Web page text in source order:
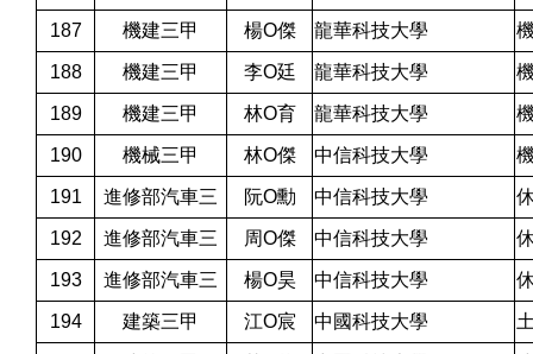
187 機建三甲 楊O傑 龍華科技大學
188 機建三甲 李O廷 龍華科技大學
189 機建三甲 林O育 龍華科技大學
190 機械三甲 林O傑 中信科技大學
191 進修部汽車三 阮O勳 中信科技大學
192 進修部汽車三 周O傑 中信科技大學
193 進修部汽車三 楊O昊 中信科技大學
194 建築三甲 江O宸 中國科技大學